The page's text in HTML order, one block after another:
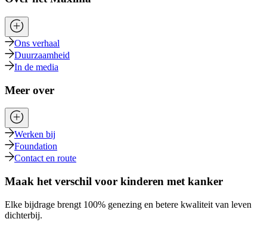
Ons verhaal
Duurzaamheid
In de media
Meer over
Werken bij
Foundation
Contact en route
Maak het verschil voor kinderen met kanker
Elke bijdrage brengt 100% genezing en betere kwaliteit van leven
dichterbij.